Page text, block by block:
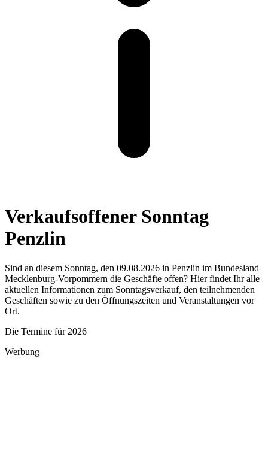
Verkaufsoffener Sonntag
Penzlin
Sind an diesem Sonntag, den 09.08.2026 in Penzlin im Bundesland
Mecklenburg-Vorpommern die Geschäfte offen? Hier findet Ihr alle
aktuellen Informationen zum Sonntagsverkauf, den teilnehmenden
Geschäften sowie zu den Öffnungszeiten und Veranstaltungen vor
Ort.
Die Termine für 2026
Werbung